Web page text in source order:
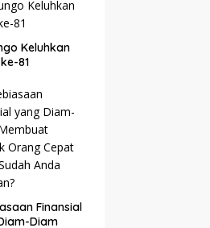
Keluhkan
81
Finansial
Diam